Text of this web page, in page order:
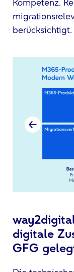
Kompetenz.
berücksichtigt.
digitale
GFG